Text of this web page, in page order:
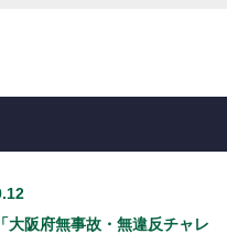
大阪府無事故・無違反チャレ